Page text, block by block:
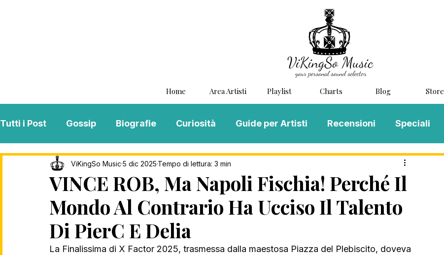
Home Area Artisti Playlist Charts Blog Store
Tutti i Post Gossip Biografie Curiosità Guide per Artisti Recensioni Speciali
Interviste ViKingSo Music MENTAL BLOG MUSIC
Song Of The Week Charts Playlist
VINCE ROB, Ma Napoli Fischia! Perché Il
Mondo Al Contrario Ha Ucciso Il Talento
Di PierC E Delia
ViKingSo Music 5 dic 2025 Tempo di lettura: 3 min
La Finalissima di X Factor 2025, trasmessa dalla maestosa Piazza del Plebiscito, doveva